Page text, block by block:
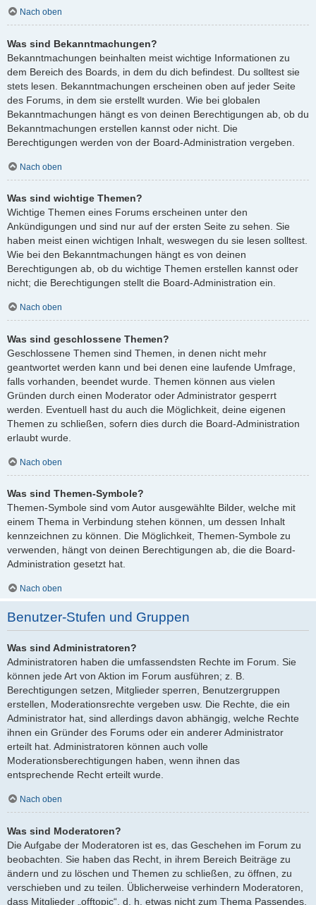
Nach oben
Was sind Bekanntmachungen?
Bekanntmachungen beinhalten meist wichtige Informationen zu
dem Bereich des Boards, in dem du dich befindest. Du solltest sie
stets lesen. Bekanntmachungen erscheinen oben auf jeder Seite
des Forums, in dem sie erstellt wurden. Wie bei globalen
Bekanntmachungen hängt es von deinen Berechtigungen ab, ob du
Bekanntmachungen erstellen kannst oder nicht. Die
Berechtigungen werden von der Board-Administration vergeben.
Nach oben
Was sind wichtige Themen?
Wichtige Themen eines Forums erscheinen unter den
Ankündigungen und sind nur auf der ersten Seite zu sehen. Sie
haben meist einen wichtigen Inhalt, weswegen du sie lesen solltest.
Wie bei den Bekanntmachungen hängt es von deinen
Berechtigungen ab, ob du wichtige Themen erstellen kannst oder
nicht; die Berechtigungen stellt die Board-Administration ein.
Nach oben
Was sind geschlossene Themen?
Geschlossene Themen sind Themen, in denen nicht mehr
geantwortet werden kann und bei denen eine laufende Umfrage,
falls vorhanden, beendet wurde. Themen können aus vielen
Gründen durch einen Moderator oder Administrator gesperrt
werden. Eventuell hast du auch die Möglichkeit, deine eigenen
Themen zu schließen, sofern dies durch die Board-Administration
erlaubt wurde.
Nach oben
Was sind Themen-Symbole?
Themen-Symbole sind vom Autor ausgewählte Bilder, welche mit
einem Thema in Verbindung stehen können, um dessen Inhalt
kennzeichnen zu können. Die Möglichkeit, Themen-Symbole zu
verwenden, hängt von deinen Berechtigungen ab, die die Board-
Administration gesetzt hat.
Nach oben
Benutzer-Stufen und Gruppen
Was sind Administratoren?
Administratoren haben die umfassendsten Rechte im Forum. Sie
können jede Art von Aktion im Forum ausführen; z. B.
Berechtigungen setzen, Mitglieder sperren, Benutzergruppen
erstellen, Moderationsrechte vergeben usw. Die Rechte, die ein
Administrator hat, sind allerdings davon abhängig, welche Rechte
ihnen ein Gründer des Forums oder ein anderer Administrator
erteilt hat. Administratoren können auch volle
Moderationsberechtigungen haben, wenn ihnen das
entsprechende Recht erteilt wurde.
Nach oben
Was sind Moderatoren?
Die Aufgabe der Moderatoren ist es, das Geschehen im Forum zu
beobachten. Sie haben das Recht, in ihrem Bereich Beiträge zu
ändern und zu löschen und Themen zu schließen, zu öffnen, zu
verschieben und zu teilen. Üblicherweise verhindern Moderatoren,
dass Mitglieder „offtopic“, d. h. etwas nicht zum Thema Passendes,